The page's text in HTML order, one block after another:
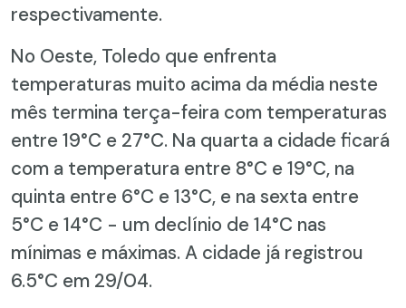
respectivamente.
No Oeste, Toledo que enfrenta
temperaturas muito acima da média neste
mês termina terça-feira com temperaturas
entre 19°C e 27°C. Na quarta a cidade ficará
com a temperatura entre 8°C e 19°C, na
quinta entre 6°C e 13°C, e na sexta entre
5°C e 14°C - um declínio de 14°C nas
mínimas e máximas. A cidade já registrou
6.5°C em 29/04.